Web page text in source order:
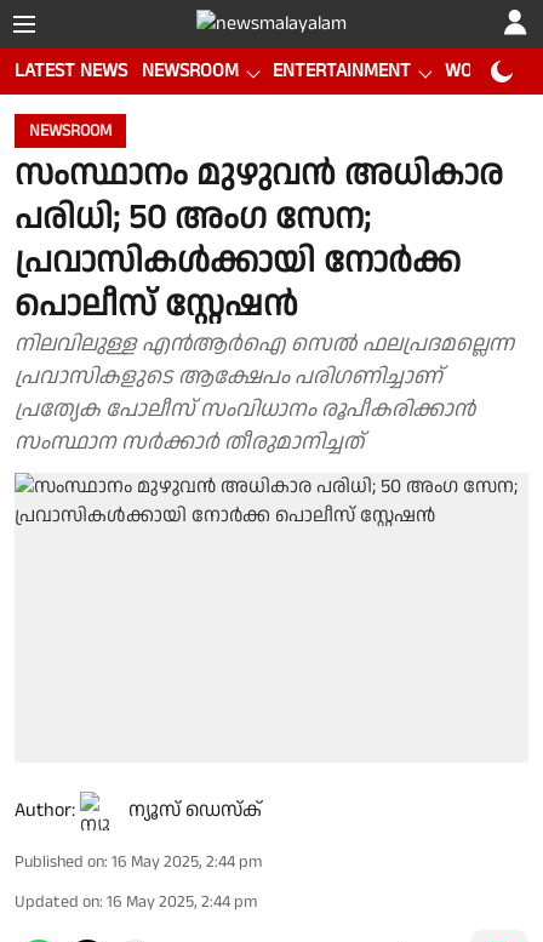
LATEST NEWS NEWSROOM ENTERTAINMENT WORLD CUP
NEWSROOM
സംസ്ഥാനം മുഴുവന്‍ അധികാര
പരിധി; 50 അംഗ സേന;
പ്രവാസികള്‍ക്കായി നോര്‍ക്ക
പൊലീസ് സ്റ്റേഷന്‍
നിലവിലുള്ള എന്‍ആര്‍ഐ സെല്‍ ഫലപ്രദമല്ലെന്ന
പ്രവാസികളുടെ ആക്ഷേപം പരിഗണിച്ചാണ്
പ്രത്യേക പോലീസ് സംവിധാനം രൂപീകരിക്കാന്‍
സംസ്ഥാന സര്‍ക്കാര്‍ തീരുമാനിച്ചത്
Author: ന്യൂസ് ഡെസ്ക്
Published on: 16 May 2025, 2:44 pm
Updated on: 16 May 2025, 2:44 pm